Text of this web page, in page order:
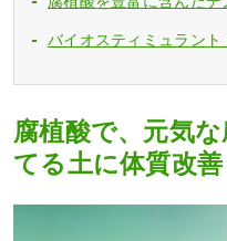
バイオスティミュラン
腐植酸で、元気
てる土に体質改善